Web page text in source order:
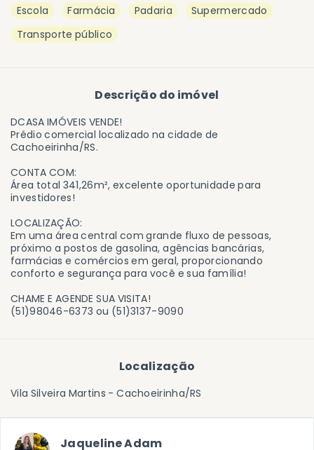
Escola Farmácia Padaria
Supermercado
Transporte público
Descrição do imóvel
DCASA IMÓVEIS VENDE!
Prédio comercial localizado na cidade de
Cachoeirinha/RS.
CONTA COM:
Área total 341,26m², excelente oportunidade para
investidores!
LOCALIZAÇÃO:
Em uma área central com grande fluxo de pessoas,
próximo a postos de gasolina, agências bancárias,
farmácias e comércios em geral, proporcionando
conforto e segurança para você e sua família!
CHAME E AGENDE SUA VISITA!
(51)98046-6373 ou (51)3137-9090
Localização
Vila Silveira Martins - Cachoeirinha/RS
Jaqueline Adam